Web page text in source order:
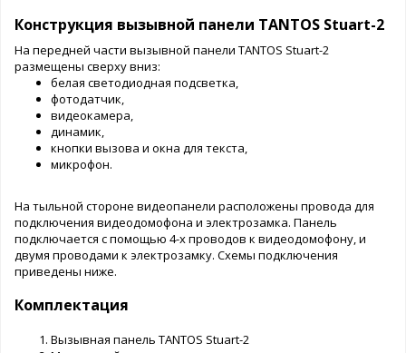
Конструкция вызывной панели TANTOS Stuart-2
На передней части вызывной панели TANTOS Stuart-2
размещены сверху вниз:
белая светодиодная подсветка,
фотодатчик,
видеокамера,
динамик,
кнопки вызова и окна для текста,
микрофон.
На тыльной стороне видеопанели расположены провода для
подключения видеодомофона и электрозамка. Панель
подключается с помощью 4-х проводов к видеодомофону, и
двумя проводами к электрозамку. Схемы подключения
приведены ниже.
Комплектация
Вызывная панель TANTOS Stuart-2